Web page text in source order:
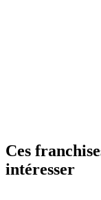
Ces
intéresser